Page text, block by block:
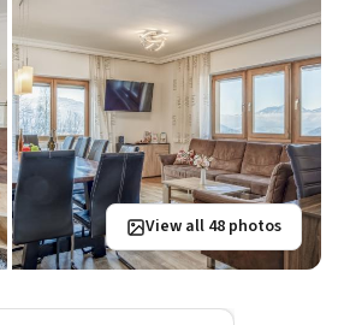
View all 48 photos